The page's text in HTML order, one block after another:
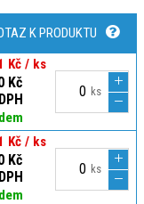
K PRODUKTU
Kč / ks
Kč
ks
Kč / ks
Kč
ks